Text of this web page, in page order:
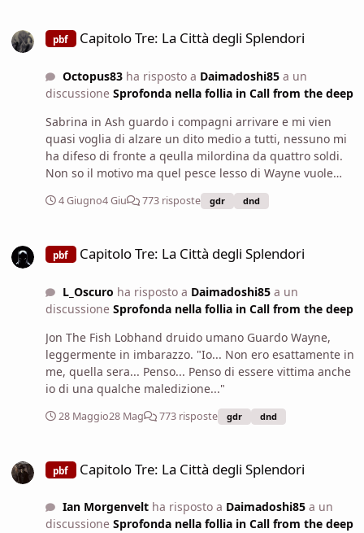
quello che è successo alle vostre menti sull'isola. E
pbf Capitolo Tre: La Città degli Splendori
Octopus83ha risposto a Daimadoshi85a un
discussione Sprofonda nella follia in Call from the deep
Sabrina in Ash guardo i compagni arrivare e mi vien
quasi voglia di alzare un dito medio a tutti, nessuno mi
ha difeso di fronte a qeulla milordina da quattro soldi.
Non so il motivo ma quel pesce lesso di Wayne vuole
sapere delle gemelle, Le gemelle? era una bella festa,
all'epoca riuscivo ancora a divertirmi! E' stata una
pacco , io son sempre stata affezionata alle donne, e
Jaya e Lahla, Lahla la più bella, Jaya la più porcella. Direi
di si son queste due le gemelle!
4 Giugno4 Giu 773 risposte gdr dnd
pbf Capitolo Tre: La Città degli Splendori
L_Oscuro ha risposto a Daimadoshi85a un
discussione Sprofonda nella follia in Call from the deep
Jon The Fish Lobhand druido umano Guardo Wayne,
leggermente in imbarazzo. "Io... Non ero esattamente in
me, quella sera... Penso... Penso di essere vittima anche
io di una qualche maledizione..."
28 Maggio28 Mag 773 risposte gdr dnd
pbf Capitolo Tre: La Città degli Splendori
Ian Morgenveltha risposto a Daimadoshi85a un
discussione Sprofonda nella follia in Call from the deep